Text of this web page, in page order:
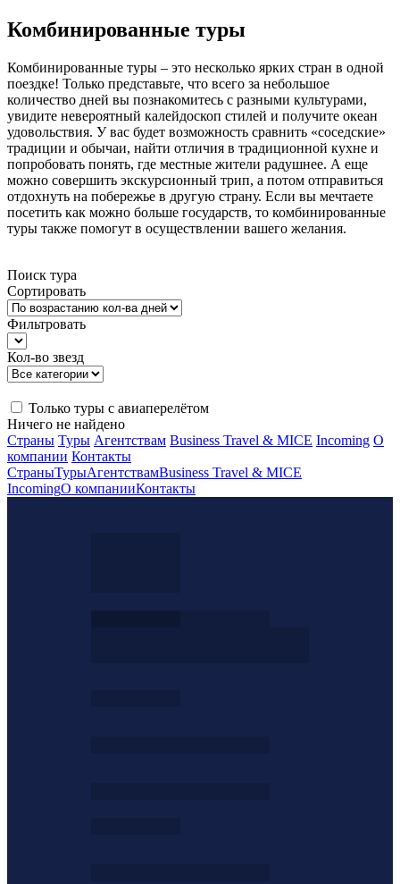
Комбинированные туры
Комбинированные туры – это несколько ярких стран в одной
поездке! Только представьте, что всего за небольшое
количество дней вы познакомитесь с разными культурами,
увидите невероятный калейдоскоп стилей и получите океан
удовольствия. У вас будет возможность сравнить «соседские»
традиции и обычаи, найти отличия в традиционной кухне и
попробовать понять, где местные жители радушнее. А еще
можно совершить экскурсионный трип, а потом отправиться
отдохнуть на побережье в другую страну. Если вы мечтаете
посетить как можно больше государств, то комбинированные
туры также помогут в осуществлении вашего желания.
Поиск тура
Сортировать
Фильтровать
Кол-во звезд
Только туры с авиаперелётом
Ничего не найдено
Страны Туры Агентствам Business Travel & MICE Incoming О
компании Контакты
СтраныТурыАгентствамBusiness Travel & MICE
IncomingО компанииКонтакты